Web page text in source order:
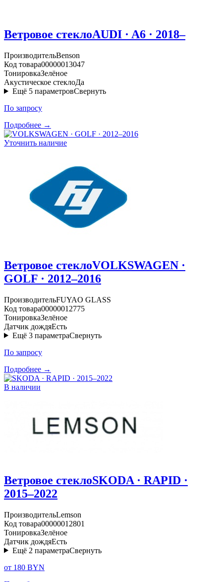
Ветровое стеклоAUDI · A6 · 2018–
ПроизводительBenson
Код товара00000013047
ТонировкаЗелёное
Акустическое стеклоДа
Ещё 5 параметровСвернуть
По запросу
Подробнее →
Уточнить наличие
Ветровое стеклоVOLKSWAGEN ·
GOLF · 2012–2016
ПроизводительFUYAO GLASS
Код товара00000012775
ТонировкаЗелёное
Датчик дождяЕсть
Ещё 3 параметраСвернуть
По запросу
Подробнее →
В наличии
Ветровое стеклоSKODA · RAPID ·
2015–2022
ПроизводительLemson
Код товара00000012801
ТонировкаЗелёное
Датчик дождяЕсть
Ещё 2 параметраСвернуть
от 180 BYN